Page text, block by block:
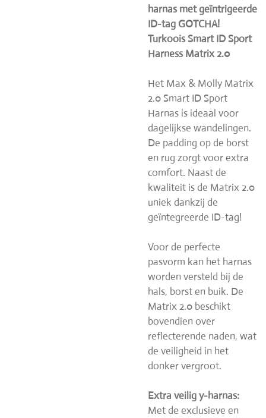
harnas met geïntrigeerde
ID-tag GOTCHA!
Turkoois Smart ID Sport
Harness Matrix 2.0
Het Max & Molly Matrix
2.0 Smart ID Sport
Harnas is ideaal voor
dagelijkse wandelingen.
De padding op de borst
en rug zorgt voor extra
comfort. Naast de
kwaliteit is de Matrix 2.0
uniek dankzij de
geïntegreerde ID-tag!
Voor de perfecte
pasvorm kan het harnas
worden versteld bij de
hals, borst en buik. De
Matrix 2.0 beschikt
bovendien over
reflecterende naden, wat
de veiligheid in het
donker vergroot.
Extra veilig y-harnas:
Met de exclusieve en